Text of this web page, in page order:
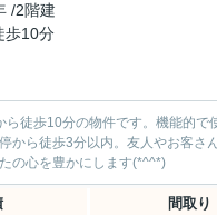
/2階建
歩10分
徒歩10分の物件です。機能的
から徒歩3分以内。友人やお客さ
の心を豊かにします(*^^*)
間取り